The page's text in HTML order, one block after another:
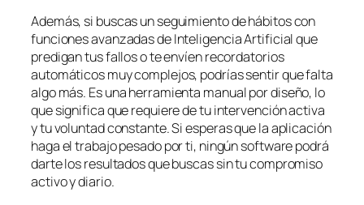
Además, si buscas un seguimiento de hábitos con
funciones avanzadas de Inteligencia Artificial que
predigan tus fallos o te envíen recordatorios
automáticos muy complejos, podrías sentir que falta
algo más. Es una herramienta manual por diseño, lo
que significa que requiere de tu intervención activa
y tu voluntad constante. Si esperas que la aplicación
haga el trabajo pesado por ti, ningún software podrá
darte los resultados que buscas sin tu compromiso
activo y diario.